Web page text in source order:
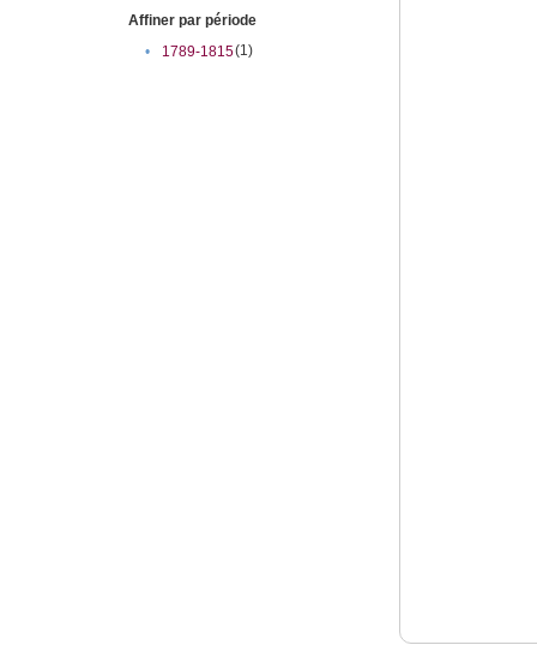
Affiner par période
•
1789-1815(1)